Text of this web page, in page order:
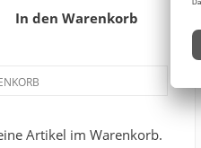
In den Warenkorb
Artikel im Warenkorb.